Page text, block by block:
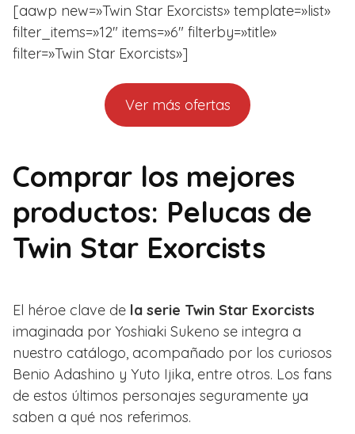
[aawp new=»Twin Star Exorcists» template=»list»
filter_items=»12″ items=»6″ filterby=»title»
filter=»Twin Star Exorcists»]
Ver más ofertas
Comprar los mejores
productos: Pelucas de
Twin Star Exorcists
El héroe clave de la serie Twin Star Exorcists
imaginada por Yoshiaki Sukeno se integra a
nuestro catálogo, acompañado por los curiosos
Benio Adashino y Yuto Ijika, entre otros. Los fans
de estos últimos personajes seguramente ya
saben a qué nos referimos.